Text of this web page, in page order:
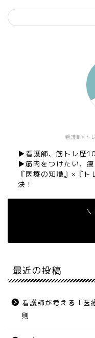
看護師×ト
▶︎看護師、筋トレ歴
▶︎筋肉をつけたい、
『医療の知識』×『
決！
最近の投稿
看護師が考える「医
則